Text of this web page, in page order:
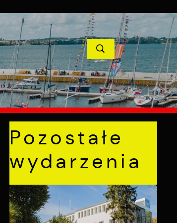
PROJEKTY UNIJNE KONTAKT
POPRZEDNI NASTĘPNY
Pozostałe
wydarzenia